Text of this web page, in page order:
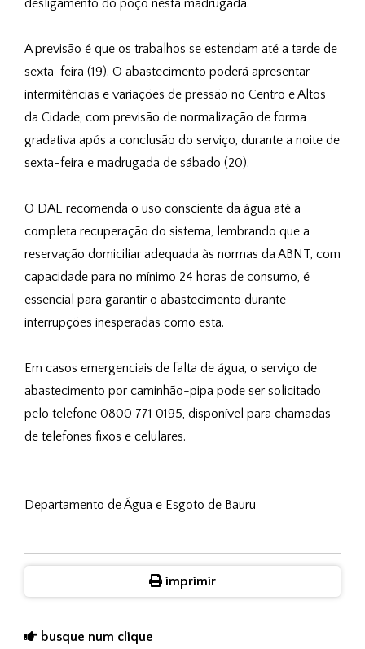
desligamento do poço nesta madrugada.
A previsão é que os trabalhos se estendam até a tarde de
sexta-feira (19). O abastecimento poderá apresentar
intermitências e variações de pressão no Centro e Altos
da Cidade, com previsão de normalização de forma
gradativa após a conclusão do serviço, durante a noite de
sexta-feira e madrugada de sábado (20).
O DAE recomenda o uso consciente da água até a
completa recuperação do sistema, lembrando que a
reservação domiciliar adequada às normas da ABNT, com
capacidade para no mínimo 24 horas de consumo, é
essencial para garantir o abastecimento durante
interrupções inesperadas como esta.
Em casos emergenciais de falta de água, o serviço de
abastecimento por caminhão-pipa pode ser solicitado
pelo telefone 0800 771 0195, disponível para chamadas
de telefones fixos e celulares.
Departamento de Água e Esgoto de Bauru
imprimir
busque num clique